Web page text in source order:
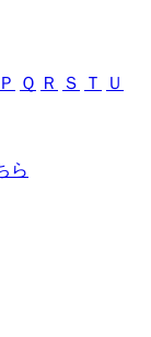
Ｐ Ｑ Ｒ Ｓ Ｔ
Ｕ
ら